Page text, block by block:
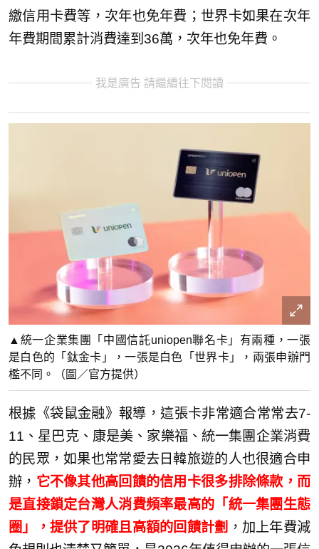
繳信用卡費等，次年也免年費；世界卡如果在次年
年費期間累計消費達到36萬，次年也免年費。
我是廣告 請繼續往下閱讀
▲統一企業集團「中國信託uniopen聯名卡」有兩種，一張
是白色的「鈦金卡」，一張是白色「世界卡」，兩張申辦門
檻不同。（圖／官方提供）
根據《袋鼠金融》報導，這張卡非常適合常常去7-
11、星巴克、康是美、家樂福、統一集團企業消費
的民眾，如果也常常愛去日韓旅遊的人也很適合申
辦， 它不像其他高回饋的信用卡很多排除條款，而
是直接鎖定台灣人消費頻率最高的「統一集團生態
圈」，提供了明確且高額的回饋計劃 ，加上年費減